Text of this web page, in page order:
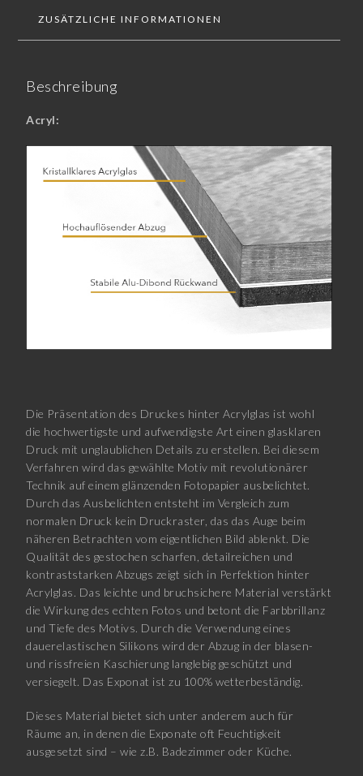
ZUSÄTZLICHE INFORMATIONEN
Beschreibung
Acryl:
Die Präsentation des Druckes hinter Acrylglas ist wohl
die hochwertigste und aufwendigste Art einen glasklaren
Druck mit unglaublichen Details zu erstellen. Bei diesem
Verfahren wird das gewählte Motiv mit revolutionärer
Technik auf einem glänzenden Fotopapier ausbelichtet.
Durch das Ausbelichten entsteht im Vergleich zum
normalen Druck kein Druckraster, das das Auge beim
näheren Betrachten vom eigentlichen Bild ablenkt. Die
Qualität des gestochen scharfen, detailreichen und
kontraststarken Abzugs zeigt sich in Perfektion hinter
Acrylglas. Das leichte und bruchsichere Material verstärkt
die Wirkung des echten Fotos und betont die Farbbrillanz
und Tiefe des Motivs. Durch die Verwendung eines
dauerelastischen Silikons wird der Abzug in der blasen-
und rissfreien Kaschierung langlebig geschützt und
versiegelt. Das Exponat ist zu 100% wetterbeständig.
Dieses Material bietet sich unter anderem auch für
Räume an, in denen die Exponate oft Feuchtigkeit
ausgesetzt sind – wie z.B. Badezimmer oder Küche.